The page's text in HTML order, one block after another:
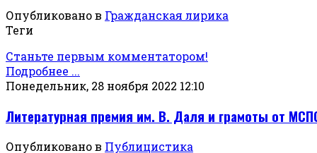
Опубликовано в Гражданская лирика
Теги
Станьте первым комментатором!
Подробнее ...
Понедельник, 28 ноября 2022 12:10
Литературная премия им. В. Даля и грамоты от
Опубликовано в Публицистика